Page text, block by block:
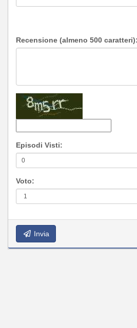
Recensione (almeno 500 caratteri):
Episodi Visti:
Voto:
Invia